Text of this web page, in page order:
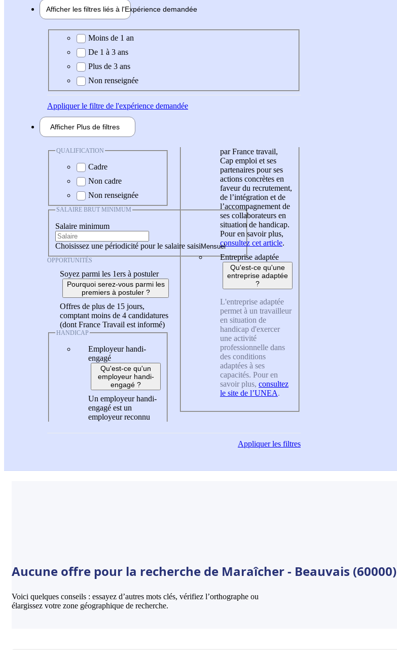
Afficher les filtres liés à l'Expérience demandée
Expérience demandée
Moins de 1 an
De 1 à 3 ans
Plus de 3 ans
Non renseignée
Appliquerle filtre de l'expérience demandée
Afficher Plus de filtres
QUALIFICATION
Cadre
Non cadre
Non renseignée
SALAIRE BRUT MINIMUM
Salaire minimum
Choisissez une périodicité pour le salaire saisi
OPPORTUNITÉS
Soyez parmi les 1ers à postuler
Pourquoi serez-vous parmi les
premiers à postuler ?
Offres de plus de 15 jours,
comptant moins de 4 candidatures
(dont France Travail est informé)
HANDICAP
Employeur handi-
engagé
Qu'est-ce qu'un
employeur handi-
engagé ?
Un employeur handi-
engagé est un
employeur reconnu
par France travail,
Cap emploi et ses
partenaires pour ses
actions concrètes en
faveur du recrutement,
de l’intégration et de
l’accompagnement de
ses collaborateurs en
situation de handicap.
Pour en savoir plus,
consultez cet article.
Entreprise adaptée
Qu'est-ce qu'une
entreprise adaptée
?
L'entreprise adaptée
permet à un travailleur
en situation de
handicap d'exercer
une activité
professionnelle dans
des conditions
adaptées à ses
capacités. Pour en
savoir plus, consultez
le site de l’UNEA.
Appliquerles filtres
Aucune offre pour la recherche de Maraîcher - Beauvais (60000)
Voici quelques conseils : essayez d’autres mots clés, vérifiez l’orthographe ou
élargissez votre zone géographique de recherche.